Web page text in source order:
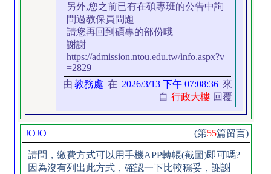
另外,您之前已有在碩專班的公告中詢
問過教保員問題
請您再回到碩專的部份哦
謝謝
https://admission.ntou.edu.tw/info.aspx?v
=2829
由 教務處 在 2026/3/13 下午 07:08:36 來
自 行政大樓 回覆
JOJO (第55篇留言)
請問，繳費方式可以用手機APP轉帳(截圖)即可嗎?
因為沒有列出此方式，確認一下比較穩妥，謝謝